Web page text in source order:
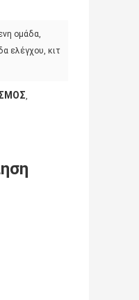
ομάδα,
ελέγχου, κιτ